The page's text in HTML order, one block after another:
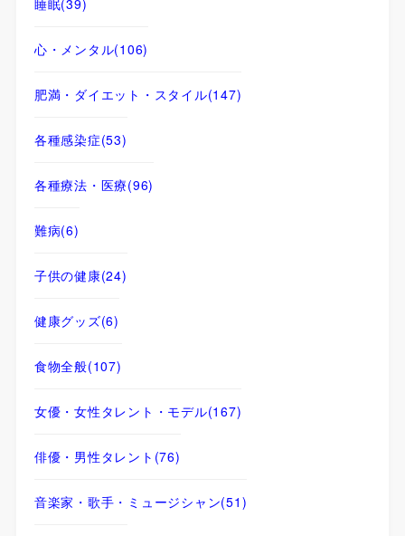
心・メンタル(106)
肥満・ダイエット・スタイル(147)
各種感染症(53)
各種療法・医療(96)
難病(6)
子供の健康(24)
健康グッズ(6)
食物全般(107)
女優・女性タレント・モデル(167)
俳優・男性タレント (76)
音楽家・歌手・ミュージシャン(51)